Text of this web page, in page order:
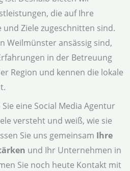
die auf Ihre
Ziele zugeschnitten sind.
Weilmünster ansässig sind,
in der Betreuung
Region und kennen die lokale
eine Social Media Agentur
versteht und weiß, wie sie
Sie uns gemeinsam Ihre
und Ihr Unternehmen in
Sie noch heute Kontakt mit